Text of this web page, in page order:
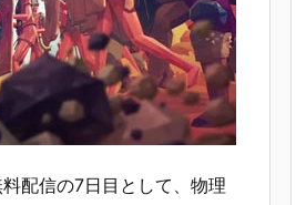
配信の7日目として、物理